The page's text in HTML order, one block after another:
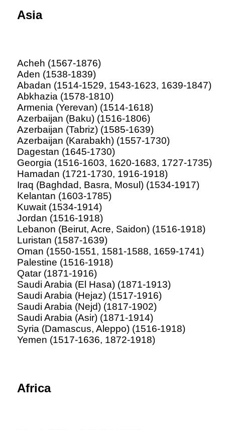
Asia
Acheh (1567-1876)
Aden (1538-1839)
Abadan (1514-1529, 1543-1623, 1639-1847)
Abkhazia (1578-1810)
Armenia (Yerevan) (1514-1618)
Azerbaijan (Baku) (1516-1806)
Azerbaijan (Tabriz) (1585-1639)
Azerbaijan (Karabakh) (1557-1730)
Dagestan (1645-1730)
Georgia (1516-1603, 1620-1683, 1727-1735)
Hamadan (1721-1730, 1916-1918)
Iraq (Baghdad, Basra, Mosul) (1534-1917)
Kelantan (1603-1785)
Kuwait (1534-1914)
Jordan (1516-1918)
Lebanon (Beirut, Acre, Saidon) (1516-1918)
Luristan (1587-1639)
Oman (1550-1551, 1581-1588, 1659-1741)
Palestine (1516-1918)
Qatar (1871-1916)
Saudi Arabia (El Hasa) (1871-1913)
Saudi Arabia (Hejaz) (1517-1916)
Saudi Arabia (Nejd) (1817-1902)
Saudi Arabia (Asir) (1871-1914)
Syria (Damascus, Aleppo) (1516-1918)
Yemen (1517-1636, 1872-1918)
Africa